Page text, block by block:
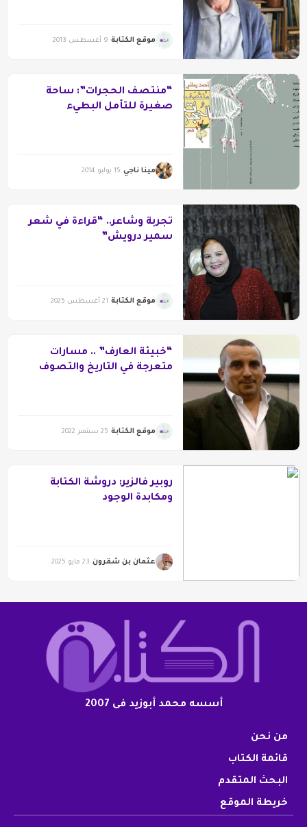
موقع الكتابة 9 أغسطس 2013
“منتصف الحجرات”: ساحة
صغيرة للتأمل البطيء
مينا ناجي 15 يوليو 2014
تجربة وشاعر.. “قراءة في شعر
سمير درويش”
موقع الكتابة 21 أغسطس 2025
“خبيئة العارف” .. مسارات
متعرجة في التاريخ والتصوف
موقع الكتابة 25 سبتمبر 2022
روبير فالزير: دروشة الكتابة
ومكابدة الوجود
عثمان بن شقرون 23 مايو 2025
أسسه محمد أبوزيد فى 2007
من نحن
قائمة الكتاب
البحث المتقدم
خريطة الموقع